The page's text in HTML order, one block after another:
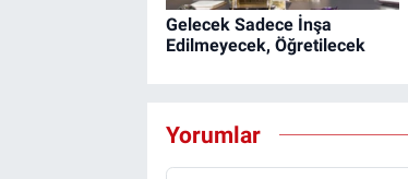
Gelecek Sadece İnşa
Edilmeyecek, Öğretilecek
Yorumlar